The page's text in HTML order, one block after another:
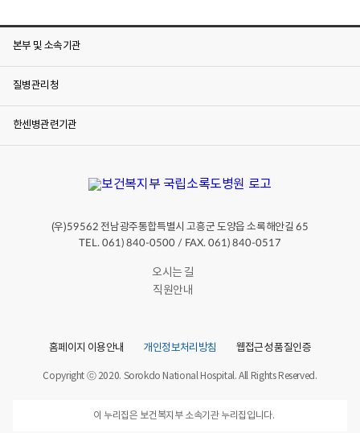
본부 및 소속기관
질병관리청
한센병관련기관
(우)59562 전남광주통합특별시 고흥군 도양읍 소록해안길65
TEL. 061) 840-0500 / FAX. 061) 840-0517
오시는 길
직원안내
홈페이지 이용안내 개인정보처리방침 웹접근성 품질인증
Copyright ⓒ 2020. Sorokdo National Hospital. All Rights Reserved.
이 누리집은 보건복지부 소속기관 누리집입니다.